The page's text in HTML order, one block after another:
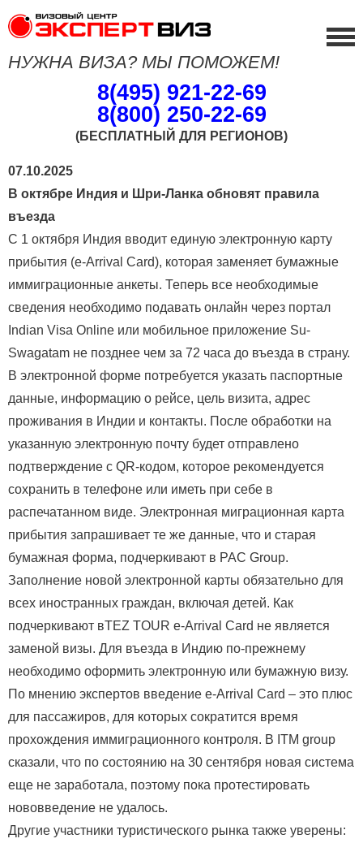
НУЖНА ВИЗА? МЫ ПОМОЖЕМ!
8(495) 921-22-69
8(800) 250-22-69
(БЕСПЛАТНЫЙ ДЛЯ РЕГИОНОВ)
07.10.2025
В октябре Индия и Шри-Ланка обновят правила
въезда
С 1 октября Индия вводит единую электронную карту
прибытия (e-Arrival Card), которая заменяет бумажные
иммиграционные анкеты. Теперь все необходимые
сведения необходимо подавать онлайн через портал
Indian Visa Online или мобильное приложение Su-
Swagatam не позднее чем за 72 часа до въезда в страну.
В электронной форме потребуется указать паспортные
данные, информацию о рейсе, цель визита, адрес
проживания в Индии и контакты. После обработки на
указанную электронную почту будет отправлено
подтверждение с QR-кодом, которое рекомендуется
сохранить в телефоне или иметь при себе в
распечатанном виде. Электронная миграционная карта
прибытия запрашивает те же данные, что и старая
бумажная форма, подчеркивают в PAC Group.
Заполнение новой электронной карты обязательно для
всех иностранных граждан, включая детей. Как
подчеркивают вTEZ TOUR e-Arrival Card не является
заменой визы. Для въезда в Индию по-прежнему
необходимо оформить электронную или бумажную визу.
По мнению экспертов введение e-Arrival Card – это плюс
для пассажиров, для которых сократится время
прохождения иммиграционного контроля. В ITM group
сказали, что по состоянию на 30 сентября новая система
еще не заработала, поэтому пока протестировать
нововведение не удалось.
Другие участники туристического рынка также уверены: